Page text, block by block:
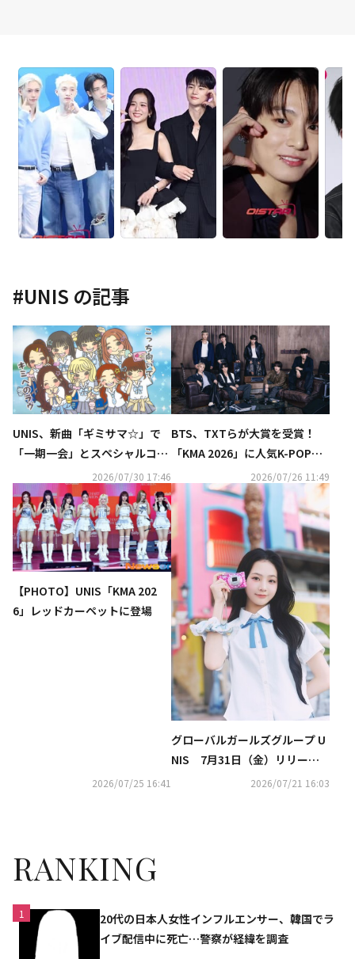
#UNIS の記事
UNIS、新曲「ギミサマ☆」で
「一期一会」とスペシャルコラ
ボ！描き下ろしイラストによる
MVも公開
2026/07/30 17:46
BTS、TXTらが大賞を受賞！
「KMA 2026」に人気K-POPア
ーティスト集結…豪華ステージ
披露も
2026/07/26 11:49
【PHOTO】UNIS「KMA 202
6」レッドカーペットに登場
2026/07/25 16:41
グローバルガールズグループ U
NIS 7月31日（金）リリースJ
apan 1st Mini Album『UNI☆S
2026/07/21 16:03
RANKING
1
20代の日本人女性インフルエンサー、韓国でラ
イブ配信中に死亡…警察が経緯を調査